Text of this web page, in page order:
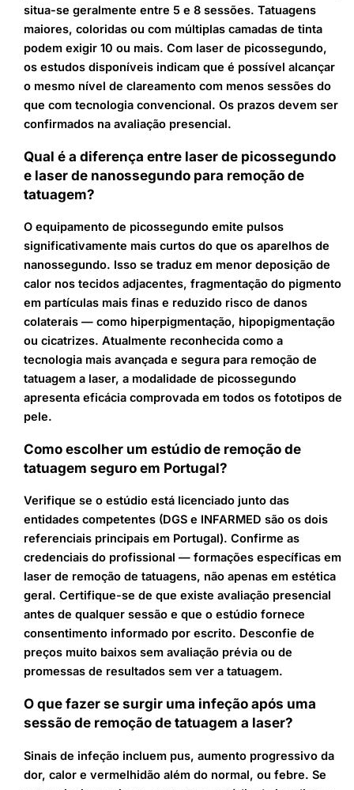
situa-se geralmente entre 5 e 8 sessões. Tatuagens
maiores, coloridas ou com múltiplas camadas de tinta
podem exigir 10 ou mais. Com laser de picossegundo,
os estudos disponíveis indicam que é possível alcançar
o mesmo nível de clareamento com menos sessões do
que com tecnologia convencional. Os prazos devem ser
confirmados na avaliação presencial.
Qual é a diferença entre laser de picossegundo
e laser de nanossegundo para remoção de
tatuagem?
O equipamento de picossegundo emite pulsos
significativamente mais curtos do que os aparelhos de
nanossegundo. Isso se traduz em menor deposição de
calor nos tecidos adjacentes, fragmentação do pigmento
em partículas mais finas e reduzido risco de danos
colaterais — como hiperpigmentação, hipopigmentação
ou cicatrizes. Atualmente reconhecida como a
tecnologia mais avançada e segura para remoção de
tatuagem a laser, a modalidade de picossegundo
apresenta eficácia comprovada em todos os fototipos de
pele.
Como escolher um estúdio de remoção de
tatuagem seguro em Portugal?
Verifique se o estúdio está licenciado junto das
entidades competentes (DGS e INFARMED são os dois
referenciais principais em Portugal). Confirme as
credenciais do profissional — formações específicas em
laser de remoção de tatuagens, não apenas em estética
geral. Certifique-se de que existe avaliação presencial
antes de qualquer sessão e que o estúdio fornece
consentimento informado por escrito. Desconfie de
preços muito baixos sem avaliação prévia ou de
promessas de resultados sem ver a tatuagem.
O que fazer se surgir uma infeção após uma
sessão de remoção de tatuagem a laser?
Sinais de infeção incluem pus, aumento progressivo da
dor, calor e vermelhidão além do normal, ou febre. Se